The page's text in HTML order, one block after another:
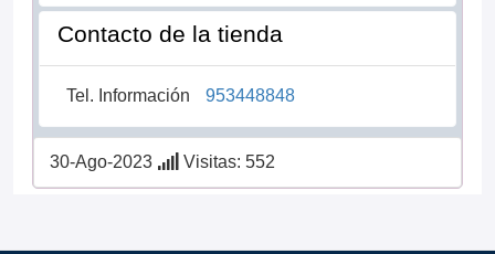
Contacto de la tienda
Tel. Información 953448848
30-Ago-2023 Visitas: 552